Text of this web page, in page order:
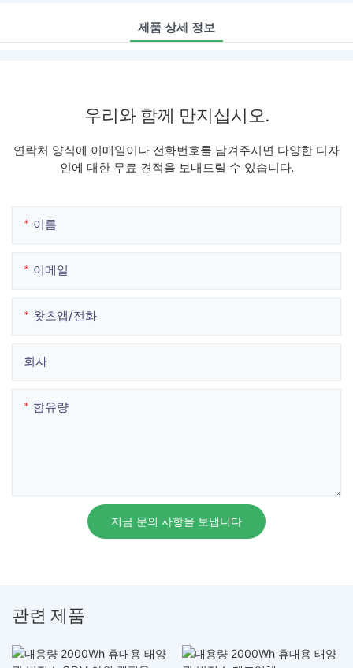
제품 상세 정보
우리와 함께 만지십시오.
연락처 양식에 이메일이나 전화번호를 남겨주시면 다양한 디자
인에 대한 무료 견적을 보내드릴 수 있습니다.
이름
이메일
왓츠앱/전화
회사
함유량
지금 문의 사항을 보냅니다
관련 제품